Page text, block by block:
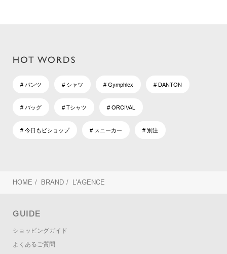
HOT WORDS
# パンツ # シャツ # Gymphlex # DANTON
# バッグ # Tシャツ # ORCIVAL
# 今日もビショップ # スニーカー # 別注
HOME / BRAND / L'AGENCE
GUIDE
ショッピングガイド
よくあるご質問